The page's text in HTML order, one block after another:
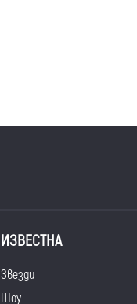
ИЗВЕСТНА
Звезди
Шоу